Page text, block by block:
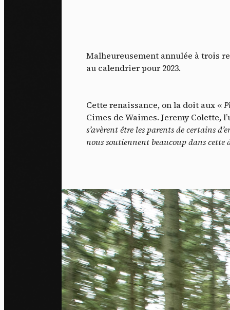
Malheureusement annulée à trois
au calendrier pour 2023.
Cette renaissance, on la doit aux «
Cimes de Waimes. Jeremy Colette,
s’avèrent être les parents de certains
nous soutiennent beaucoup dans cette